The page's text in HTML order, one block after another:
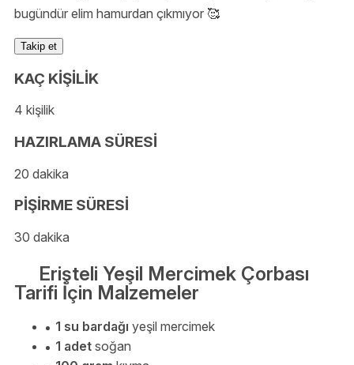
bugündür elim hamurdan çıkmıyor 🥰
Takip et
KAÇ KİŞİLİK
4 kişilik
HAZIRLAMA SÜRESİ
20 dakika
PİŞİRME SÜRESİ
30 dakika
Erişteli Yeşil Mercimek Çorbası
Tarifi İçin Malzemeler
1 su bardağı yeşil mercimek
1 adet soğan